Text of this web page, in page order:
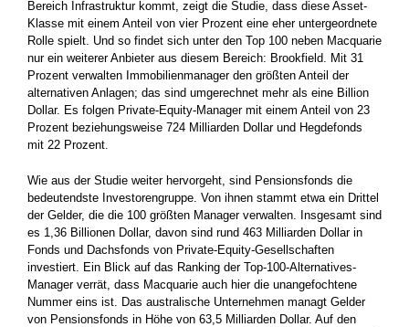
Bereich Infrastruktur kommt, zeigt die Studie, dass diese Asset-
Klasse mit einem Anteil von vier Prozent eine eher untergeordnete
Rolle spielt. Und so findet sich unter den Top 100 neben Macquarie
nur ein weiterer Anbieter aus diesem Bereich: Brookfield. Mit 31
Prozent verwalten Immobilienmanager den größten Anteil der
alternativen Anlagen; das sind umgerechnet mehr als eine Billion
Dollar. Es folgen Private-Equity-Manager mit einem Anteil von 23
Prozent beziehungsweise 724 Milliarden Dollar und Hegdefonds
mit 22 Prozent.
Wie aus der Studie weiter hervorgeht, sind Pensionsfonds die
bedeutendste Investorengruppe. Von ihnen stammt etwa ein Drittel
der Gelder, die die 100 größten Manager verwalten. Insgesamt sind
es 1,36 Billionen Dollar, davon sind rund 463 Milliarden Dollar in
Fonds und Dachsfonds von Private-Equity-Gesellschaften
investiert. Ein Blick auf das Ranking der Top-100-Alternatives-
Manager verrät, dass Macquarie auch hier die unangefochtene
Nummer eins ist. Das australische Unternehmen managt Gelder
von Pensionsfonds in Höhe von 63,5 Milliarden Dollar. Auf den